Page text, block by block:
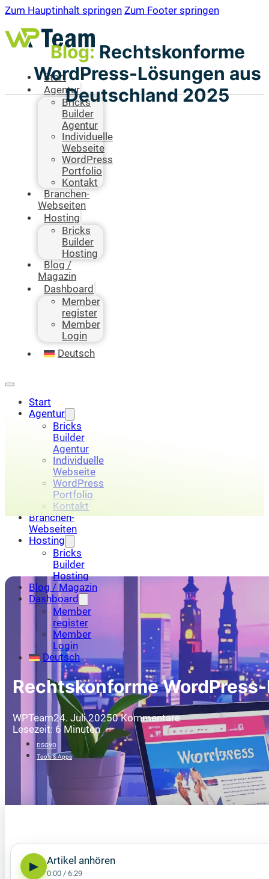
Zum Hauptinhalt springen Zum Footer springen
Start
Agentur
Bricks
Builder
Agentur
Individuelle
Webseite
WordPress
Portfolio
Kontakt
Branchen-
Webseiten
Hosting
Bricks
Builder
Hosting
Blog /
Magazin
Dashboard
Member
register
Member
Login
Deutsch
Start
Agentur
Bricks
Builder
Agentur
Individuelle
Webseite
WordPress
Portfolio
Kontakt
Branchen-
Webseiten
Hosting
Bricks
Builder
Hosting
Blog / Magazin
Dashboard
Member
register
Member
Login
Deutsch
Blog:Rechtskonforme
WordPress-Lösungen aus
Deutschland 2025
Rechtskonforme
WPTeam24. Juli 20250 Kommentare
Lesezeit: 6 Minuten
DSGVO
Tools & Apps
▶ Artikel anhören
0:00/ 6:29